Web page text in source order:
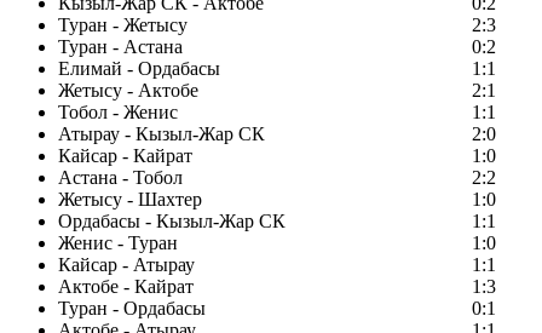
Туран - Жетысу
2:3
Туран - Астана
0:2
Елимай - Ордабасы
1:1
Жетысу - Актобе
2:1
Тобол - Женис
1:1
Атырау - Кызыл-Жар СК
2:0
Кайсар - Кайрат
1:0
Астана - Тобол
2:2
Жетысу - Шахтер
1:0
Ордабасы - Кызыл-Жар СК
1:1
Женис - Туран
1:0
Кайсар - Атырау
1:1
Актобе - Кайрат
1:3
Туран - Ордабасы
0:1